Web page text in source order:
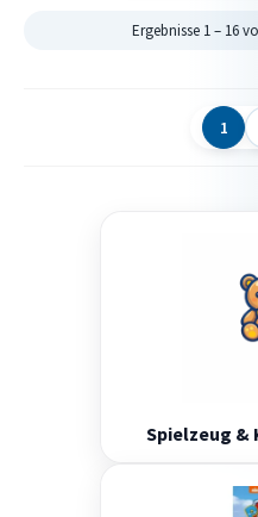
Ergebnisse 1 – 16
1
Spielzeug &